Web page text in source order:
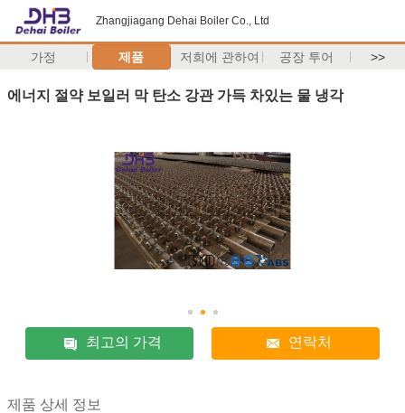
Zhangjiagang Dehai Boiler Co., Ltd
가정 제품 저희에 관하여 공장 투어 >>
에너지 절약 보일러 막 탄소 강관 가득 차있는 물 냉각
최고의 가격 연락처
제품 상세 정보